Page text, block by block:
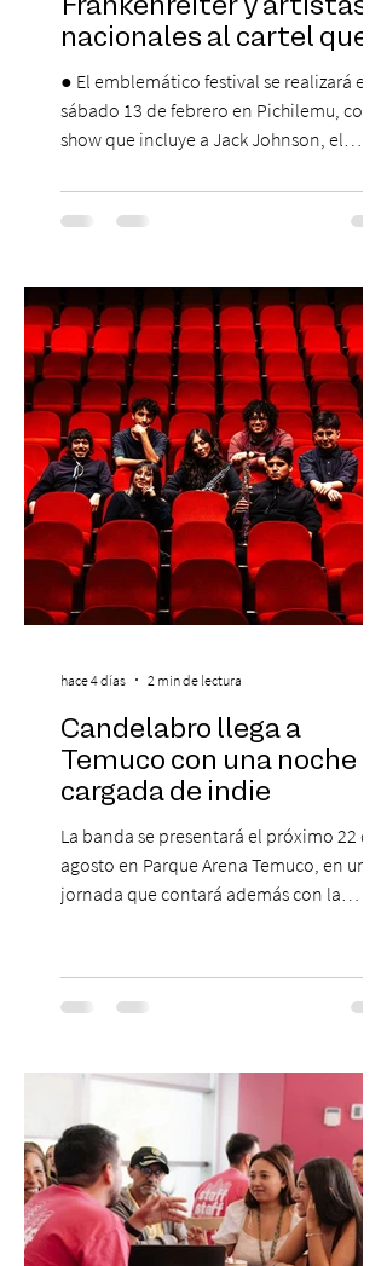
Frankenreiter y artistas
nacionales al cartel que
encabeza Jack Johnson
● El emblemático festival se realizará el
sábado 13 de febrero en Pichilemu, con un
show que incluye a Jack Johnson, el
El lunes 10 de agosto comienza la
Preventa Exclusiva Santander con 30%
stock). Posterior a esta preventa exclusiva
se da inicio a la segunda etapa con una
preventa con 20% descuento para los
clientes del mismo banco y 20% para las
personas que se pre inscribieron y el miérc
Candelabro llega a
Temuco con una noche
cargada de indie
La banda se presentará el próximo 22 de
agosto en Parque Arena Temuco, en una
jornada que contará además con la
agosto, el Parque Arena Temuco será
escenario de una noche dedicada al indie
banda que llegará a la capital de La
Araucanía para ofrecer un show cargado
de energía, guitarras y canciones que han
marcado su breve pero exitosa trayectoria.
La jornad
hace 4 días 2 min de lectura